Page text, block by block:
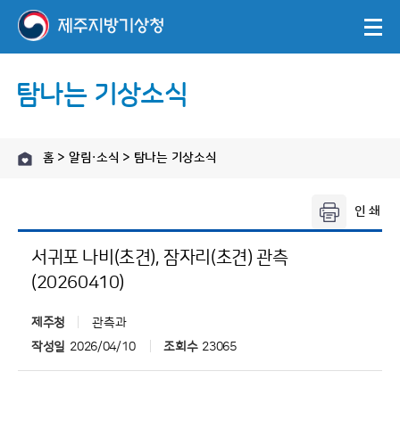
탐나는 기상소식
홈 > 알림·소식 > 탐나는 기상소식
서귀포 나비(초견), 잠자리(초견) 관측
(20260410)
제주청
관측과
작성일 2026/04/10 조회수 23065